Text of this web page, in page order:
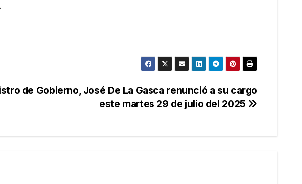
de Gobierno, José De La Gasca renunció a su cargo
este martes 29 de julio del 2025